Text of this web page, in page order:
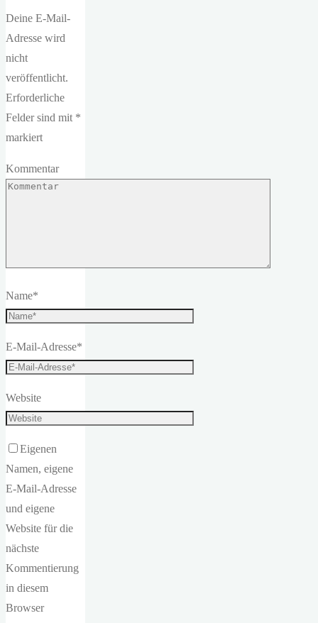
Deine E-Mail-
Adresse wird
nicht
veröffentlicht.
Erforderliche
Felder sind mit *
markiert
Kommentar
Name*
E-Mail-Adresse*
Website
Eigenen
Namen, eigene
E-Mail-Adresse
und eigene
Website für die
nächste
Kommentierung
in diesem
Browser